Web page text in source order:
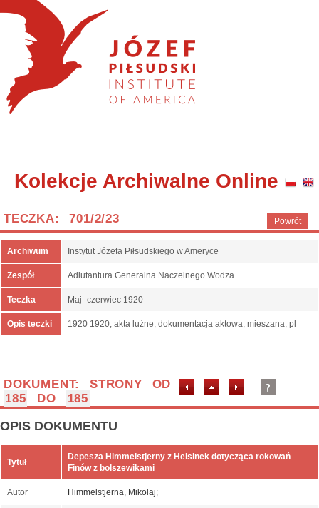
Kolekcje Archiwalne Online
Powrót
TECZKA: 701/2/23
Archiwum Instytut Józefa Piłsudskiego w Ameryce
Zespół Adiutantura Generalna Naczelnego Wodza
Teczka Maj- czerwiec 1920
Opis teczki 1920 1920; akta luźne; dokumentacja aktowa; mieszana; pl
DOKUMENT: STRONY OD
185
DO 185
OPIS DOKUMENTU
Tytuł
Depesza Himmelstjerny z Helsinek dotycząca rokowań
Finów z bolszewikami
Autor Himmelstjerna, Mikołaj;